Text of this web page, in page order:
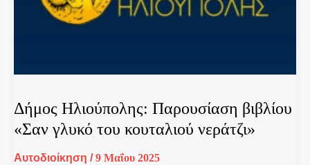
Δήμος Ηλιούπολης: Παρουσίαση βιβλίου
«Σαν γλυκό του κουταλιού νεράτζι»
Αυτοδιοίκηση /9 Μαΐου 2025